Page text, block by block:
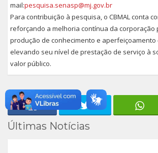
mail:pesquisa.senasp@mj.gov.br
Para contribuição à pesquisa, o CBMAL conta
reforçando a melhoria contínua da corporação
produção de conhecimento e
elevando seu nível de prestação de serviço à
valor público.
Últimas Notícias